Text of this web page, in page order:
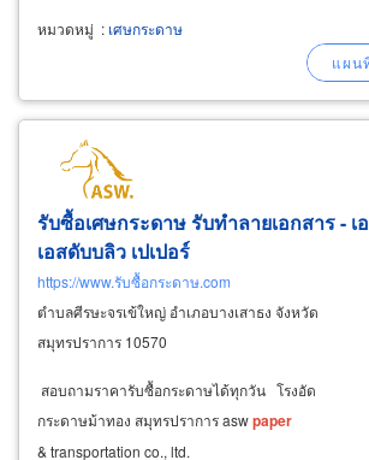
กรุงเทพ ฉะเชิงเทรา มีรถไปรับถึงหน้าโรงงาน รับ
ประมูลรับซื้อกล่องกระดาษกับเคอรี่
หมวดหมู่ : เศษกระดาษ
รับซื้อเศษกระดาษ รับทำลายเอกสาร - เอ
เอสดับบลิว เปเปอร์
https://www.รับซื้อกระดาษ.com
ตำบลศีรษะจรเข้ใหญ่ อำเภอบางเสาธง จังหวัด
สมุทรปราการ 10570
สอบถามราคารับซื้อกระดาษได้ทุกวัน โรงอัด
กระดาษม้าทอง สมุทรปราการ aswpaper
& transportation co., ltd.